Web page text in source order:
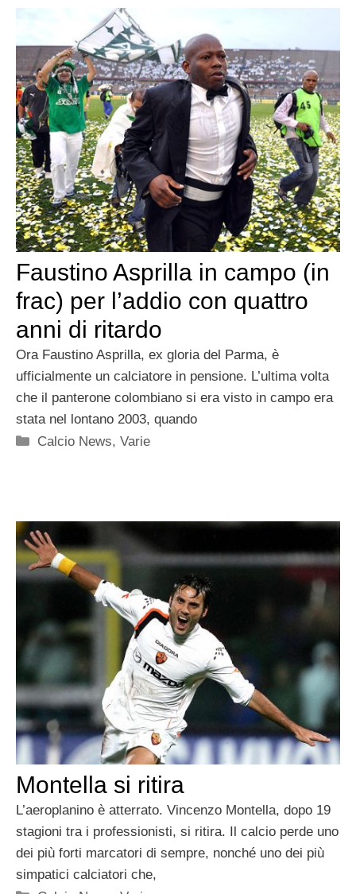
Faustino Asprilla in campo (in
frac) per l’addio con quattro
anni di ritardo
Ora Faustino Asprilla, ex gloria del Parma, è
ufficialmente un calciatore in pensione. L’ultima volta
che il panterone colombiano si era visto in campo era
stata nel lontano 2003, quando
Categorie
Calcio News,Varie
Montella si ritira
L’aeroplanino è atterrato. Vincenzo Montella, dopo 19
stagioni tra i professionisti, si ritira. Il calcio perde uno
dei più forti marcatori di sempre, nonché uno dei più
simpatici calciatori che,